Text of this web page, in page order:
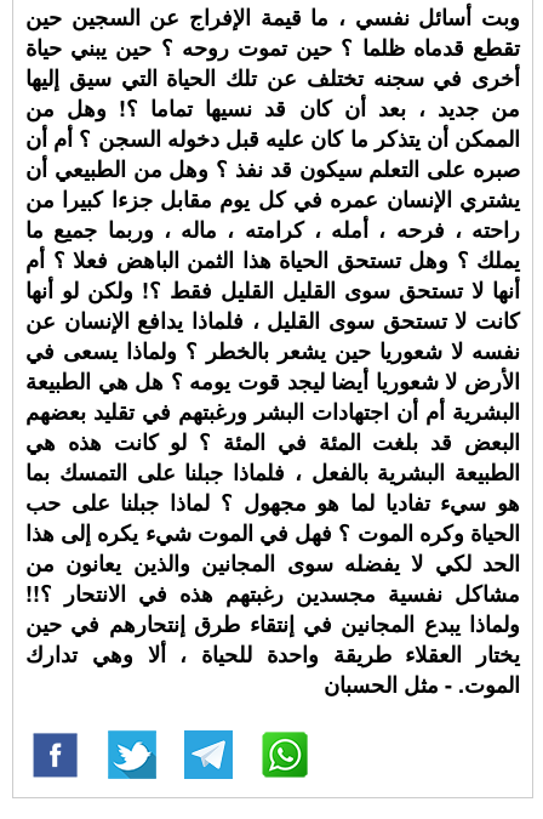
وبت أسائل نفسي ، ما قيمة الإفراج عن السجين حين
تقطع قدماه ظلما ؟ حين تموت روحه ؟ حين يبني حياة
أخرى في سجنه تختلف عن تلك الحياة التي سيق إليها
من جديد ، بعد أن كان قد نسيها تماما ؟! وهل من
الممكن أن يتذكر ما كان عليه قبل دخوله السجن ؟ أم أن
صبره على التعلم سيكون قد نفذ ؟ وهل من الطبيعي أن
يشتري الإنسان عمره في كل يوم مقابل جزءا كبيرا من
راحته ، فرحه ، أمله ، كرامته ، ماله ، وربما جميع ما
يملك ؟ وهل تستحق الحياة هذا الثمن الباهض فعلا ؟ أم
أنها لا تستحق سوى القليل القليل فقط ؟! ولكن لو أنها
كانت لا تستحق سوى القليل ، فلماذا يدافع الإنسان عن
نفسه لا شعوريا حين يشعر بالخطر ؟ ولماذا يسعى في
الأرض لا شعوريا أيضا ليجد قوت يومه ؟ هل هي الطبيعة
البشرية أم أن اجتهادات البشر ورغبتهم في تقليد بعضهم
البعض قد بلغت المئة في المئة ؟ لو كانت هذه هي
الطبيعة البشرية بالفعل ، فلماذا جبلنا على التمسك بما
هو سيء تفاديا لما هو مجهول ؟ لماذا جبلنا على حب
الحياة وكره الموت ؟ فهل في الموت شيء يكره إلى هذا
الحد لكي لا يفضله سوى المجانين والذين يعانون من
مشاكل نفسية مجسدين رغبتهم هذه في الانتحار ؟!!
ولماذا يبدع المجانين في إنتقاء طرق إنتحارهم في حين
يختار العقلاء طريقة واحدة للحياة ، ألا وهي تدارك
الموت. - مثل الحسبان